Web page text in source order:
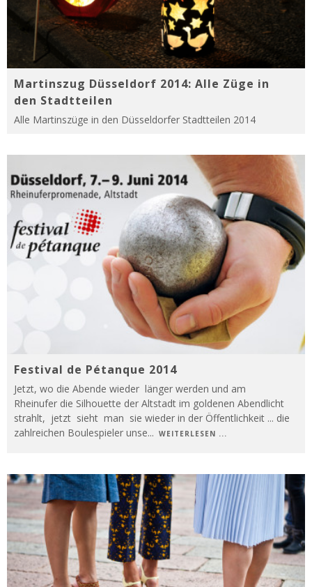
Martinszug Düsseldorf 2014: Alle Züge in
den Stadtteilen
Alle Martinszüge in den Düsseldorfer Stadtteilen 2014
Festival de Pétanque 2014
Jetzt, wo die Abende wieder länger werden und am
Rheinufer die Silhouette der Altstadt im goldenen Abendlicht
strahlt, jetzt sieht man sie wieder in der Öffentlichkeit ... die
zahlreichen Boulespieler unse... WEITERLESEN ...